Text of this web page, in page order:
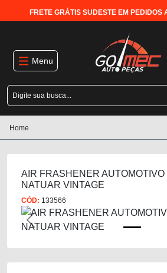
FRETE GRÁTIS SUDESTE EM PEDIDOS
Menu
Home
AIR FRASHENER
NATUAR VINTAGE
CÓD: 133566
Previous